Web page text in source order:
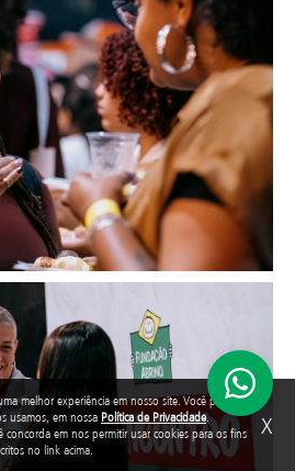
melhor experiência em nosso site. Você pode
usamos, em nossa Política de Privacidade.
em nos permitir usar cookies para os fins
no link acima.
X